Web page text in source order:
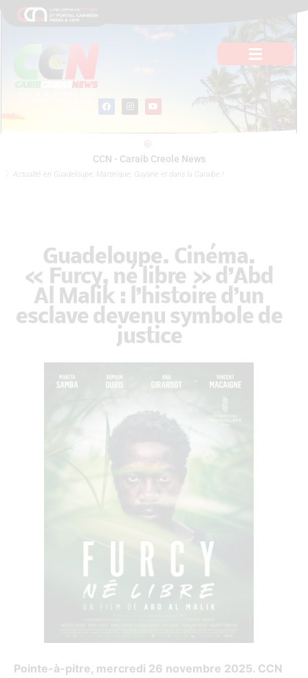
F
a
c
k
I
n
s
a
a
Y
o
u
u
Actualité en Guadeloupe, Martinique, Guyane et dans la Caraïbe !
CCN - Caraib Creole News
Guadeloupe. Cinéma.
« Furcy, né libre » d’Abd
Al Malik : l’histoire d’un
esclave devenu symbole de
justice
Pointe-à-pitre, mercredi 26 novembre 2025. CCN